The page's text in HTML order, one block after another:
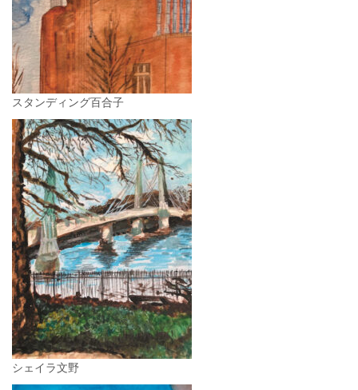
スタンディング百合子
シェイラ文野